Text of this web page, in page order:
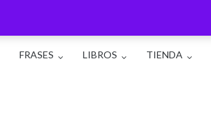
FRASES LIBROS TIENDA